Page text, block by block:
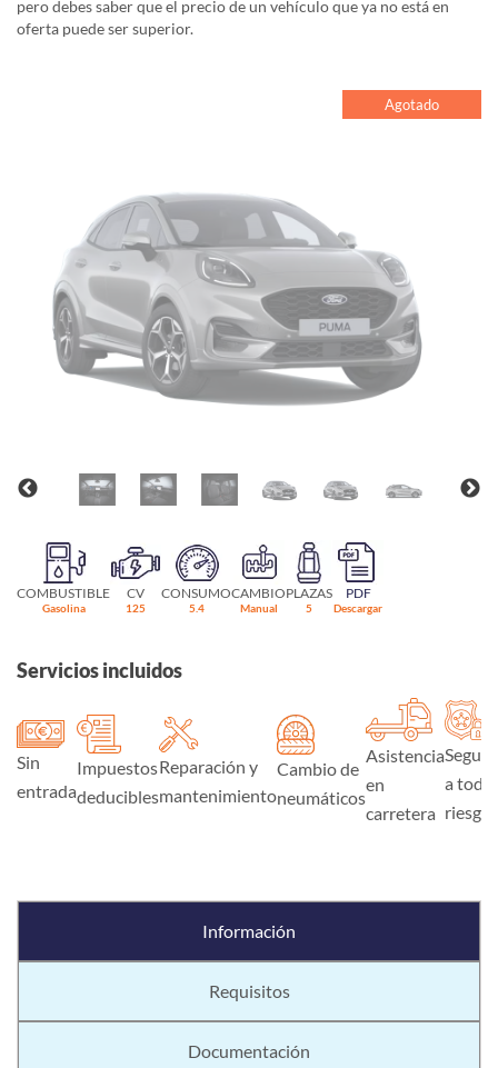
pero debes saber que el precio de un vehículo que ya no está en
oferta puede ser superior.
Agotado
COMBUSTIBLE
Gasolina
CV
125
CONSUMO
5.4
CAMBIO
Manual
PLAZAS
5
PDF
Descargar
Servicios incluidos
Sin
entrada
Impuestos
deducibles
Reparación y
mantenimiento
Cambio de
neumáticos
Asistencia
en
carretera
Seguro
a todo
riesgo
Información
Requisitos
Documentación